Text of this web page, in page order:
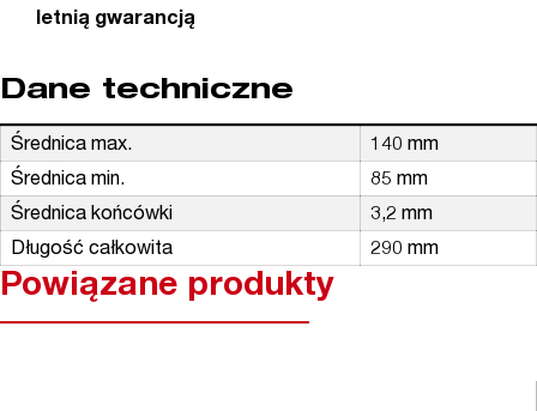
letnią gwarancją
Dane techniczne
Średnica max.
140 mm
Średnica min.
85 mm
Średnica końcówki
3,2 mm
Długość całkowita
290 mm
Powiązane produkty